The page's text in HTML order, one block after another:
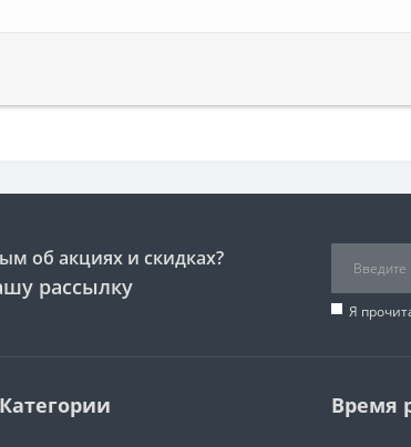
об акциях и скидках?
рассылку
Я
Категории Время